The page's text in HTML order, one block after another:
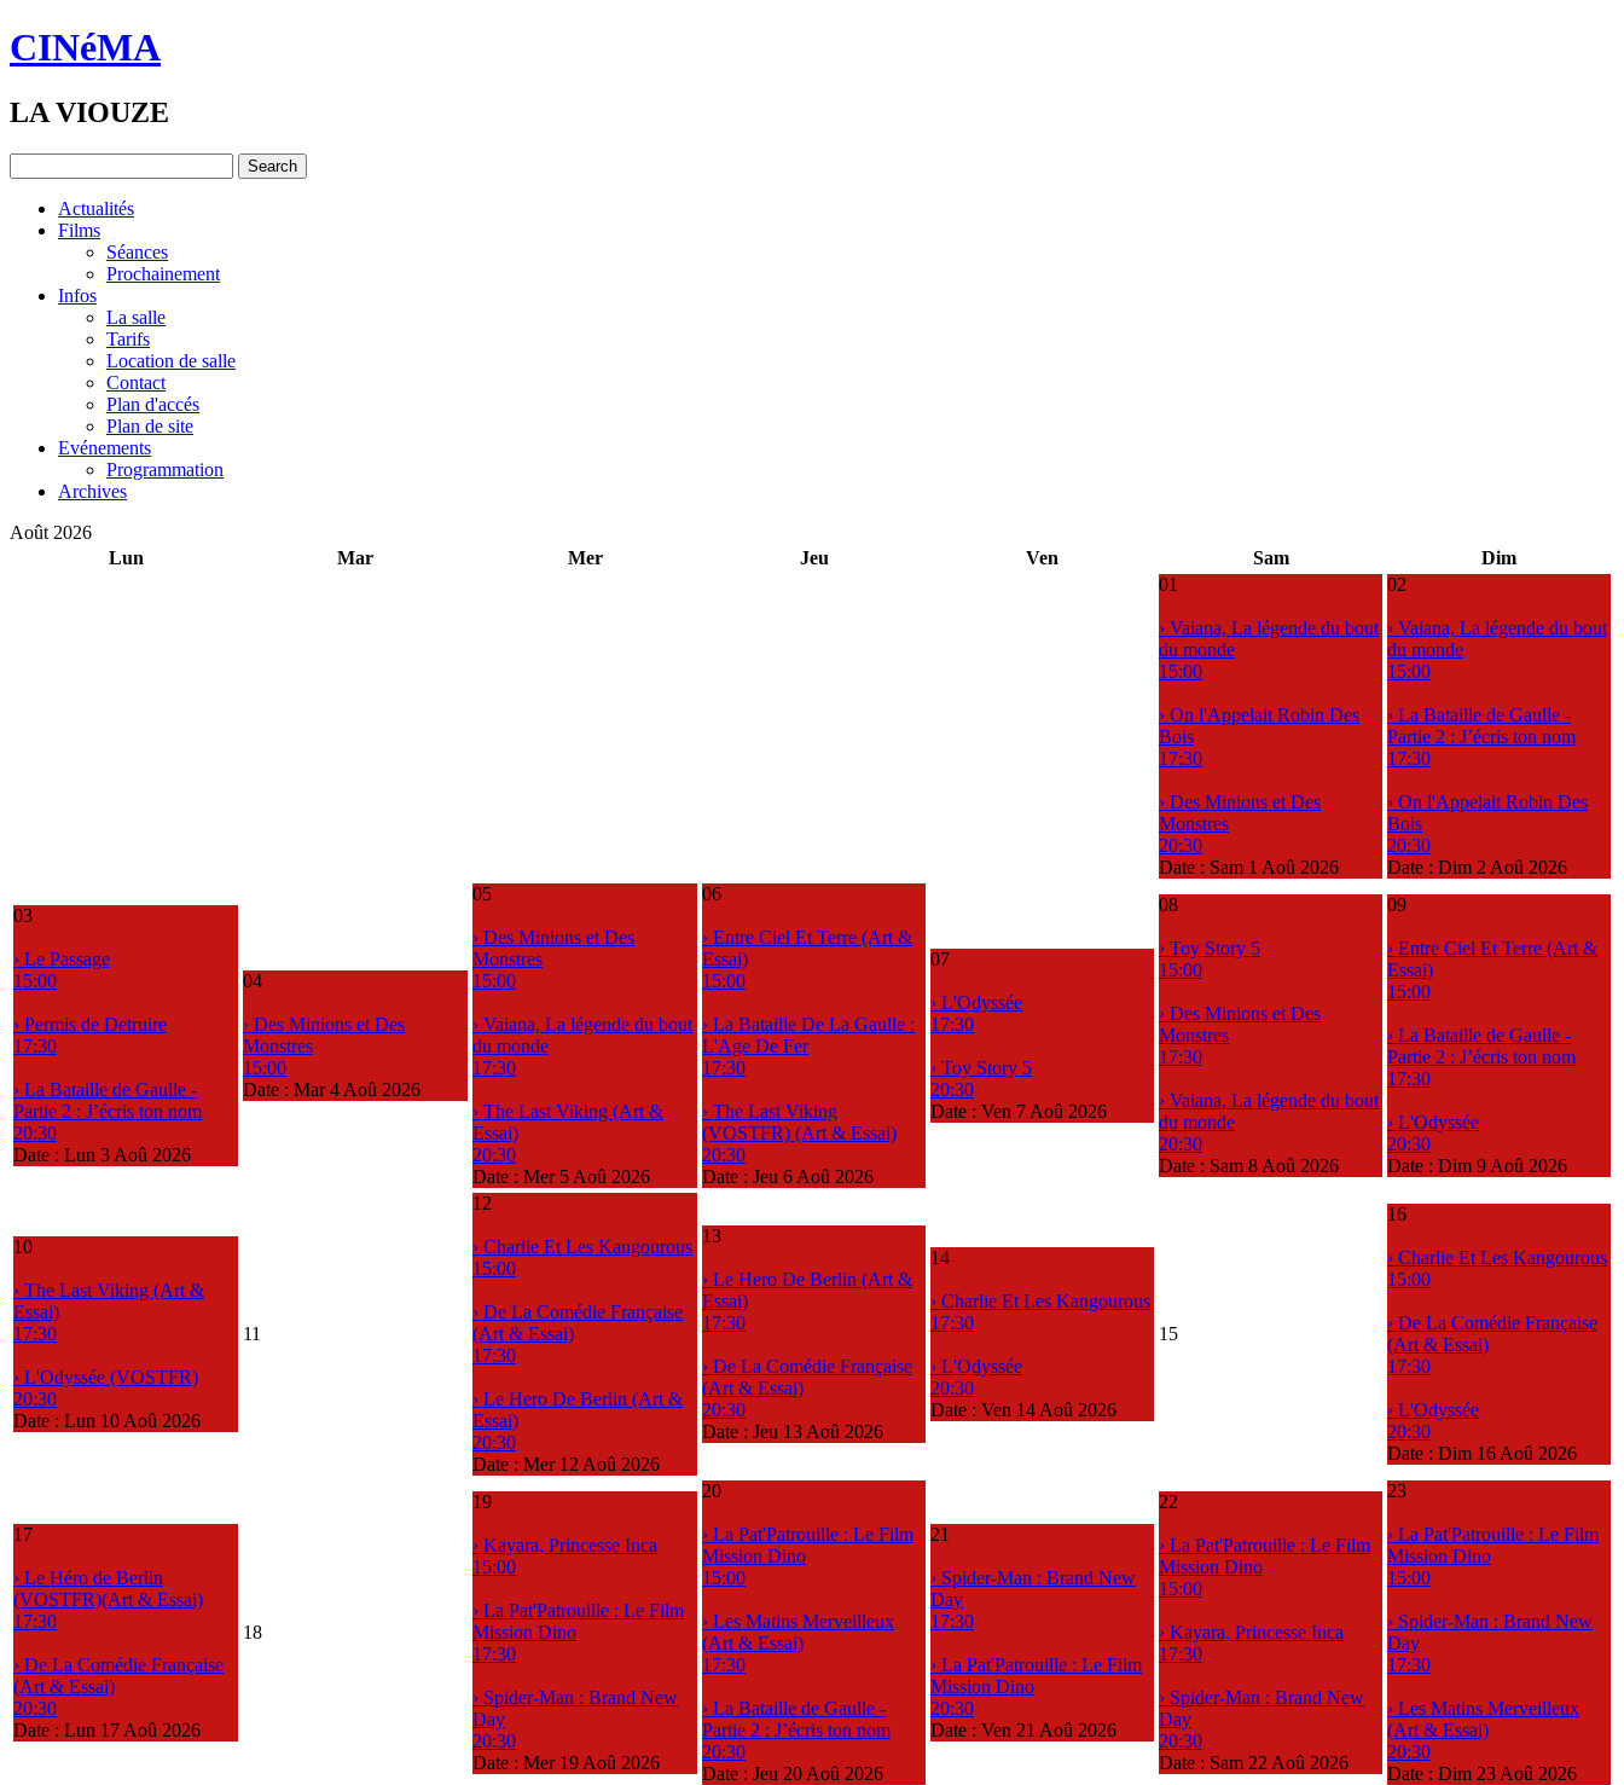
CINéMA
LA VIOUZE
Actualités
Films
Séances
Prochainement
Infos
La salle
Tarifs
Location de salle
Contact
Plan d'accés
Plan de site
Evénements
Programmation
Archives
Août 2026
Lun
Mar Mer Jeu Ven Sam
Dim
01
› Vaiana, La légende du bout
du monde
15:00
› On l'Appelait Robin Des
Bois
17:30
› Des Minions et Des
Monstres
20:30
Date : Sam 1 Aoû 2026
02
› Vaiana, La légende du bout
du monde
15:00
› La Bataille de Gaulle -
Partie 2 : J’écris ton nom
17:30
› On l'Appelait Robin Des
Bois
20:30
Date : Dim 2 Aoû 2026
03
› Le Passage
15:00
› Permis de Detruire
17:30
› La Bataille de Gaulle -
Partie 2 : J’écris ton nom
20:30
Date : Lun 3 Aoû 2026
04
› Des Minions et Des
Monstres
15:00
Date : Mar 4 Aoû 2026
05
› Des Minions et Des
Monstres
15:00
› Vaiana, La légende du bout
du monde
17:30
› The Last Viking (Art &
Essai)
20:30
Date : Mer 5 Aoû 2026
06
› Entre Ciel Et Terre (Art &
Essai)
15:00
› La Bataille De La Gaulle :
L'Age De Fer
17:30
› The Last Viking
(VOSTFR) (Art & Essai)
20:30
Date : Jeu 6 Aoû 2026
07
› L'Odyssée
17:30
› Toy Story 5
20:30
Date : Ven 7 Aoû 2026
08
› Toy Story 5
15:00
› Des Minions et Des
Monstres
17:30
› Vaiana, La légende du bout
du monde
20:30
Date : Sam 8 Aoû 2026
09
› Entre Ciel Et Terre (Art &
Essai)
15:00
› La Bataille de Gaulle -
Partie 2 : J’écris ton nom
17:30
› L'Odyssée
20:30
Date : Dim 9 Aoû 2026
10
› The Last Viking (Art &
Essai)
17:30
› L'Odyssée (VOSTFR)
20:30
Date : Lun 10 Aoû 2026
11
12
› Charlie Et Les Kangourous
15:00
› De La Comédie Française
(Art & Essai)
17:30
› Le Hero De Berlin (Art &
Essai)
20:30
Date : Mer 12 Aoû 2026
13
› Le Hero De Berlin (Art &
Essai)
17:30
› De La Comédie Française
(Art & Essai)
20:30
Date : Jeu 13 Aoû 2026
14
› Charlie Et Les Kangourous
17:30
› L'Odyssée
20:30
Date : Ven 14 Aoû 2026
15
16
› Charlie Et Les Kangourous
15:00
› De La Comédie Française
(Art & Essai)
17:30
› L'Odyssée
20:30
Date : Dim 16 Aoû 2026
17
› Le Héro de Berlin
(VOSTFR)(Art & Essai)
17:30
› De La Comédie Française
(Art & Essai)
20:30
Date : Lun 17 Aoû 2026
18
19
› Kayara, Princesse Inca
15:00
› La Pat'Patrouille : Le Film
Mission Dino
17:30
› Spider-Man : Brand New
Day
20:30
Date : Mer 19 Aoû 2026
20
› La Pat'Patrouille : Le Film
Mission Dino
15:00
› Les Matins Merveilleux
(Art & Essai)
17:30
› La Bataille de Gaulle -
Partie 2 : J’écris ton nom
20:30
Date : Jeu 20 Aoû 2026
21
› Spider-Man : Brand New
Day
17:30
› La Pat'Patrouille : Le Film
Mission Dino
20:30
Date : Ven 21 Aoû 2026
22
› La Pat'Patrouille : Le Film
Mission Dino
15:00
› Kayara, Princesse Inca
17:30
› Spider-Man : Brand New
Day
20:30
Date : Sam 22 Aoû 2026
23
› La Pat'Patrouille : Le Film
Mission Dino
15:00
› Spider-Man : Brand New
Day
17:30
› Les Matins Merveilleux
(Art & Essai)
20:30
Date : Dim 23 Aoû 2026